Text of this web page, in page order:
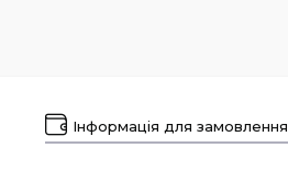
Інформація для замовлення